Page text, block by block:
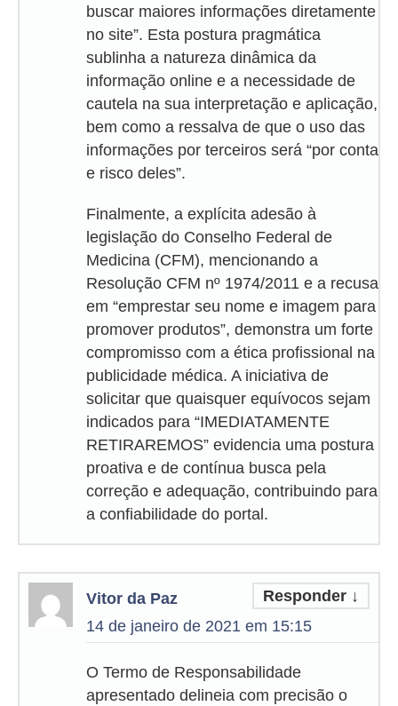
buscar maiores informações diretamente
no site”. Esta postura pragmática
sublinha a natureza dinâmica da
informação online e a necessidade de
cautela na sua interpretação e aplicação,
bem como a ressalva de que o uso das
informações por terceiros será “por conta
e risco deles”.
Finalmente, a explícita adesão à
legislação do Conselho Federal de
Medicina (CFM), mencionando a
Resolução CFM nº 1974/2011 e a recusa
em “emprestar seu nome e imagem para
promover produtos”, demonstra um forte
compromisso com a ética profissional na
publicidade médica. A iniciativa de
solicitar que quaisquer equívocos sejam
indicados para “IMEDIATAMENTE
RETIRAREMOS” evidencia uma postura
proativa e de contínua busca pela
correção e adequação, contribuindo para
a confiabilidade do portal.
Vitor da Paz
14 de janeiro de 2021 em 15:15
Responder ↓
O Termo de Responsabilidade
apresentado delineia com precisão o